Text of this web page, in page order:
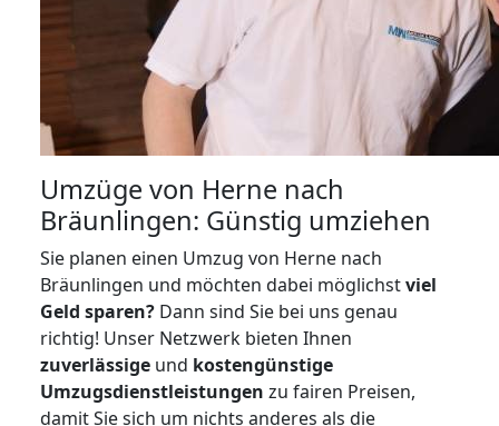
Umzüge von Herne nach
Bräunlingen: Günstig umziehen
Sie planen einen Umzug von Herne nach
Bräunlingen und möchten dabei möglichstviel
Geld sparen? Dann sind Sie bei uns genau
richtig! Unser Netzwerk bieten Ihnen
zuverlässige und kostengünstige
Umzugsdienstleistungen zu fairen Preisen,
damit Sie sich um nichts anderes als die